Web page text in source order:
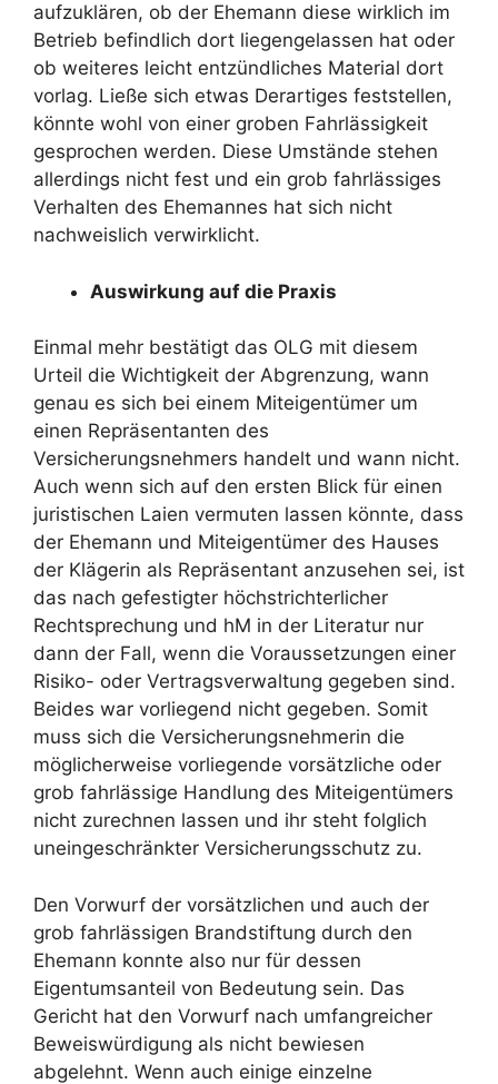
aufzuklären, ob der Ehemann diese wirklich im
Betrieb befindlich dort liegengelassen hat oder
ob weiteres leicht entzündliches Material dort
vorlag. Ließe sich etwas Derartiges feststellen,
könnte wohl von einer groben Fahrlässigkeit
gesprochen werden. Diese Umstände stehen
allerdings nicht fest und ein grob fahrlässiges
Verhalten des Ehemannes hat sich nicht
nachweislich verwirklicht.
Auswirkung auf die Praxis
Einmal mehr bestätigt das OLG mit diesem
Urteil die Wichtigkeit der Abgrenzung, wann
genau es sich bei einem Miteigentümer um
einen Repräsentanten des
Versicherungsnehmers handelt und wann nicht.
Auch wenn sich auf den ersten Blick für einen
juristischen Laien vermuten lassen könnte, dass
der Ehemann und Miteigentümer des Hauses
der Klägerin als Repräsentant anzusehen sei, ist
das nach gefestigter höchstrichterlicher
Rechtsprechung und hM in der Literatur nur
dann der Fall, wenn die Voraussetzungen einer
Risiko- oder Vertragsverwaltung gegeben sind.
Beides war vorliegend nicht gegeben. Somit
muss sich die Versicherungsnehmerin die
möglicherweise vorliegende vorsätzliche oder
grob fahrlässige Handlung des Miteigentümers
nicht zurechnen lassen und ihr steht folglich
uneingeschränkter Versicherungsschutz zu.
Den Vorwurf der vorsätzlichen und auch der
grob fahrlässigen Brandstiftung durch den
Ehemann konnte also nur für dessen
Eigentumsanteil von Bedeutung sein. Das
Gericht hat den Vorwurf nach umfangreicher
Beweiswürdigung als nicht bewiesen
abgelehnt. Wenn auch einige einzelne